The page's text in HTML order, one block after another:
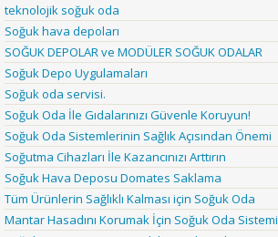
teknolojik soğuk oda
Soğuk hava depoları
SOĞUK DEPOLAR ve MODÜLER SOĞUK ODALAR
Soğuk Depo Uygulamaları
Soğuk oda servisi.
Soğuk Oda İle Gıdalarınızı Güvenle Koruyun!
Soğuk Oda Sistemlerinin Sağlık Açısından Önemi
Soğutma Cihazları İle Kazancınızı Arttırın
Soğuk Hava Deposu Domates Saklama
Tüm Ürünlerin Sağlıklı Kalması için Soğuk Oda
Mantar Hasadını Korumak İçin Soğuk Oda Sistemi